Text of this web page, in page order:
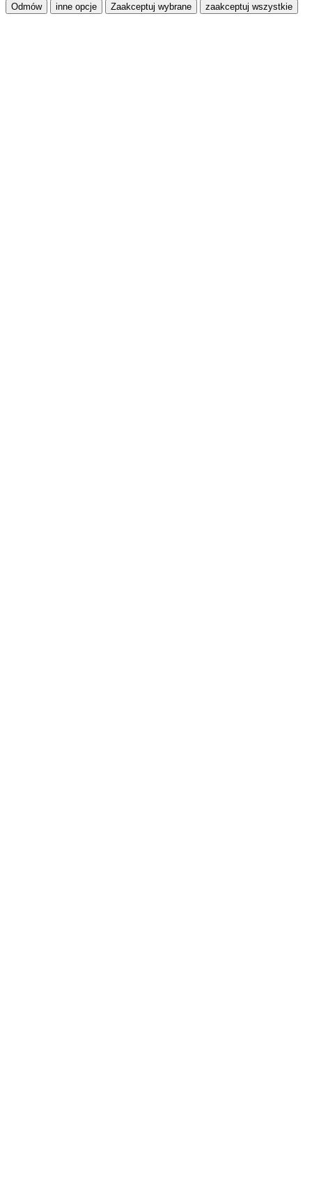
Odmów inne opcje Zaakceptuj wybrane zaakceptuj wszystkie